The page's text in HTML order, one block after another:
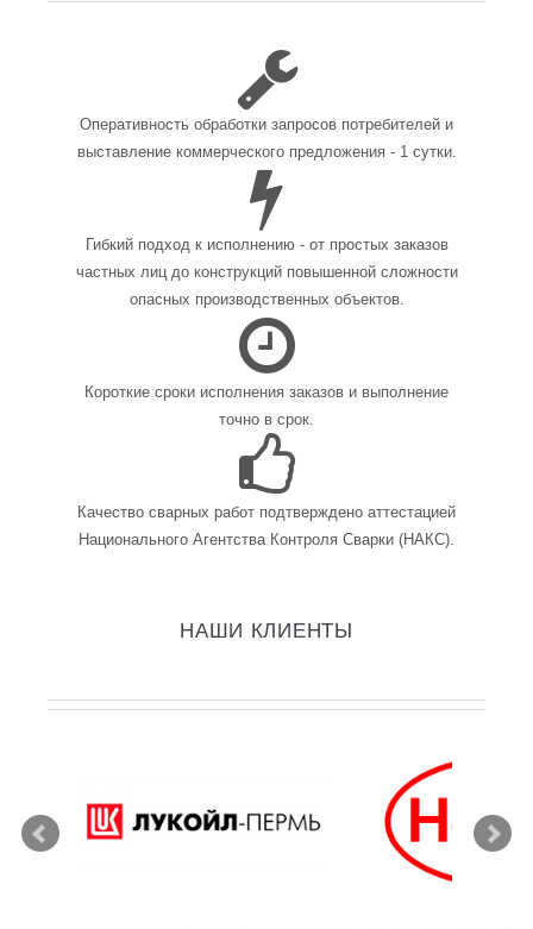
Оперативность обработки запросов потребителей и
выставление коммерческого предложения - 1 сутки.
Гибкий подход к исполнению - от простых заказов
частных лиц до конструкций повышенной сложности
опасных производственных объектов.
Короткие сроки исполнения заказов и выполнение
точно в срок.
Качество сварных работ подтверждено аттестацией
Национального Агентства Контроля Сварки (НАКС).
НАШИ КЛИЕНТЫ